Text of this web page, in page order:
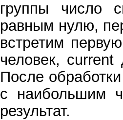
группы число
равным нулю,
встретим
человек, current
После
с наибольшим
результат.